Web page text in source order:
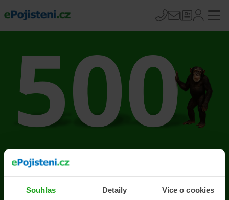
Souhlas Detaily Více o cookies
Na stránce se vyskytla
chyba